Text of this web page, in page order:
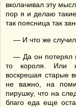
вколачивал эту
пор я и делаю
так поясница так
— И что же
— Да он потерял
то короля. Или
воскрешая старые
не важно, на
пирушку, что на
благо еда еще